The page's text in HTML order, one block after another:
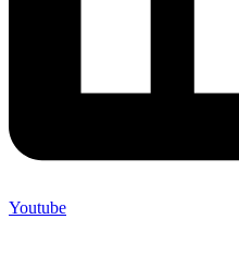
Youtube